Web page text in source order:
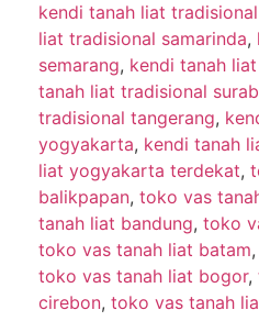
kendi tanah liat
liat tradisional samarinda,
semarang, kendi tanah
tanah liat tradisional
tradisional tangerang,
yogyakarta, kendi tanah
liat yogyakarta terdekat,
balikpapan, toko vas
tanah liat bandung, toko
toko vas tanah liat batam,
toko vas tanah liat bogor,
cirebon, toko vas tanah